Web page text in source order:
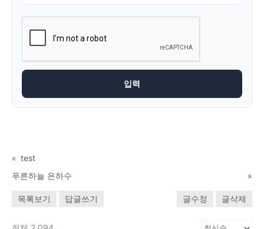
« test
푸른하늘 은하수
»
목록보기 답글쓰기 글수정 글삭제